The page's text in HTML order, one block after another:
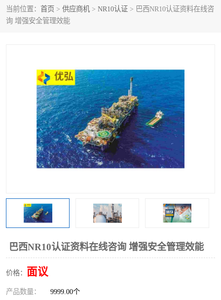
当前位置： 首页 > 供应商机 > NR10认证 > 巴西NR10认证资料在线咨
询 增强安全管理效能
巴西NR10认证资料在线咨询 增强安全管理效能
价格： 面议
产品数量： 9999.00个
巴西认证 RETIE认证